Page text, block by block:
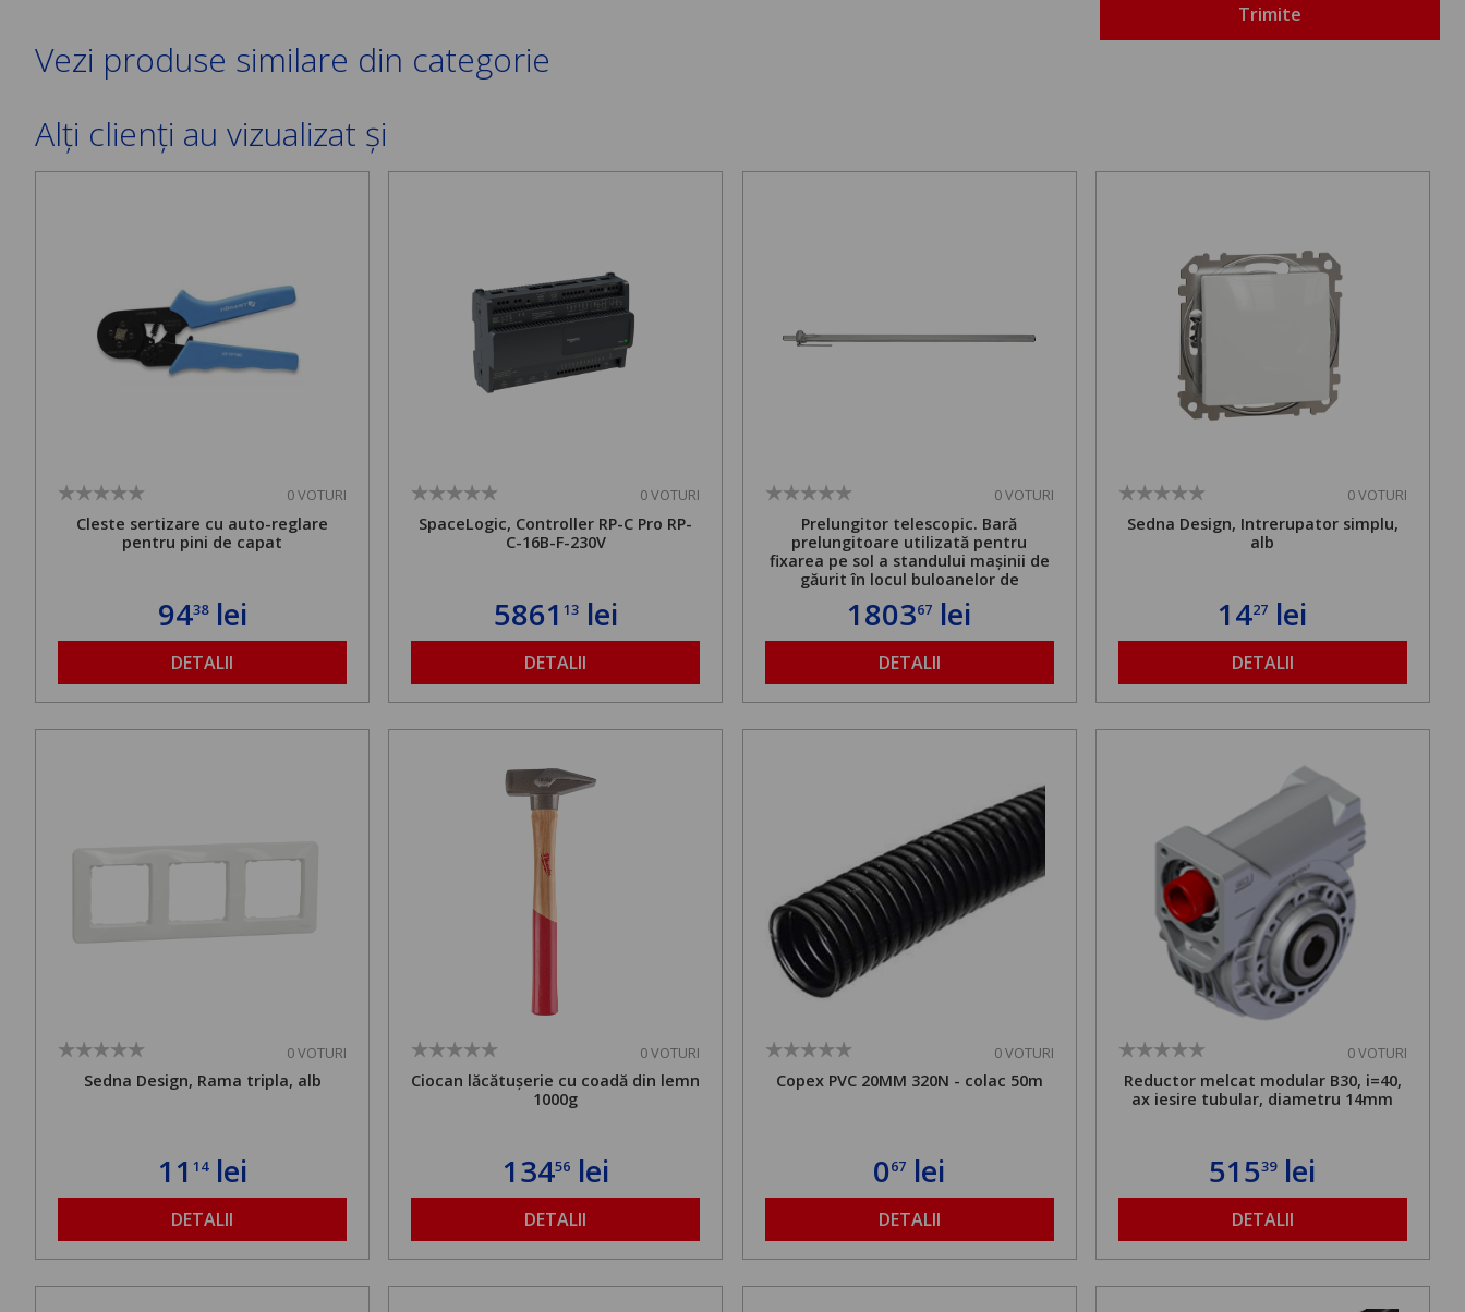
Trimite
Vezi produse similare din categorie
Alți clienți au vizualizat și
0 VOTURI
Cleste sertizare cu auto-reglare
pentru pini de capat
9438lei
DETALII
0 VOTURI
SpaceLogic, Controller RP-C Pro RP-
C-16B-F-230V
5861 13lei
DETALII
0 VOTURI
Prelungitor telescopic. Bară
prelungitoare utilizată pentru
fixarea pe sol a standului mașinii de
găurit în locul buloanelor de
de 500 kg și înălțime reglabilă de la
180367 lei
DETALII
0 VOTURI
Sedna Design, Intrerupator simplu,
alb
1427 lei
DETALII
0 VOTURI
Sedna Design, Rama tripla, alb
11 14lei
DETALII
0 VOTURI
Ciocan lăcătușerie cu coadă din lemn
1000g
13456lei
DETALII
0 VOTURI
Copex PVC 20MM 320N - colac 50m
067 lei
DETALII
0 VOTURI
Reductor melcat modular B30, i=40,
ax iesire tubular, diametru 14mm
51539lei
DETALII